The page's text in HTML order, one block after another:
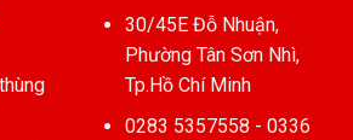
30/45E Đỗ Nhuận,
Phường Tân Sơn Nhì,
Tp.Hồ Chí Minh
0283 5357558 - 0336